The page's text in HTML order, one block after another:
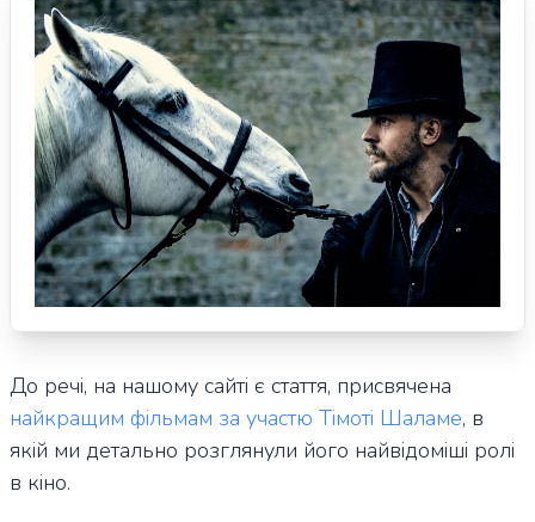
До речі, на нашому сайті є стаття, присвячена
найкращим фільмам за участю Тімоті Шаламе, в
якій ми детально розглянули його найвідоміші ролі
в кіно.